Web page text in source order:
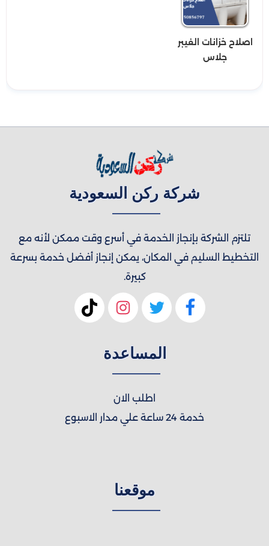
اصلاح خزانات الفيبر
جلاس
شركة ركن السعودية
تلتزم الشركة بإنجاز الخدمة في أسرع وقت ممكن لأنه مع
التخطيط السليم في المكان، يمكن إنجاز أفضل خدمة بسرعة
كبيرة.
المساعدة
اطلب الان
خدمة 24 ساعة علي مدار الاسبوع
موقعنا